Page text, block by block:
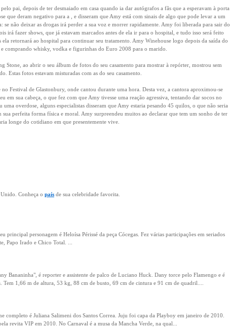
pai, depois de ter desmaiado em casa quando ia dar autógrafos a fãs que a esperavam à porta
que deram negativo para a , e disseram que Amy está com sinais de algo que pode levar a um
não deixar as drogas irá perder a sua voz e morrer rapidamente. Amy foi liberada para sair do
irá fazer shows, que já estavam marcados antes de ela ir para o hospital, e tudo isso será feito
retornará ao hospital para continuar seu tratamento. Amy Winehouse logo depois da saída do
comprando whisky, vodka e figurinhas do Euro 2008 para o marido.
Stone, ao abrir o seu álbum de fotos do seu casamento para mostrar à repórter, mostrou sem
Estas fotos estavam misturadas com as do seu casamento.
Festival de Glastonbury, onde cantou durante uma hora. Desta vez, a cantora aproximou-se
em sua cabeça, o que fez com que Amy tivesse uma reação agressiva, tentando dar socos no
overdose, alguns especialistas disseram que Amy estaria pesando 45 quilos, o que não seria
sua perfeita forma física e moral. Amy surpreendeu muitos ao declarar que tem um sonho de ter
longe do cotidiano em que presentemente vive.
Conheça o país de sua celebridade favorita.
principal personagem é Heloísa Périssé da peça Cócegas. Fez várias participações em seriados
Papo Irado e Chico Total. ...
Bananinha", é reporter e assistente de palco de Luciano Huck. Dany torce pelo Flamengo e é
Tem 1,66 m de altura, 53 kg, 88 cm de busto, 69 cm de cintura e 91 cm de quadril....
completo é Juliana Salimeni dos Santos Correa. Juju foi capa da Playboy em janeiro de 2010.
revita VIP em 2010. No Carnaval é a musa da Mancha Verde, na qual...